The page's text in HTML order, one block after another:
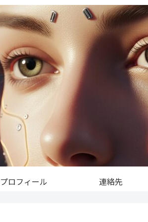
プロフィール 連絡先